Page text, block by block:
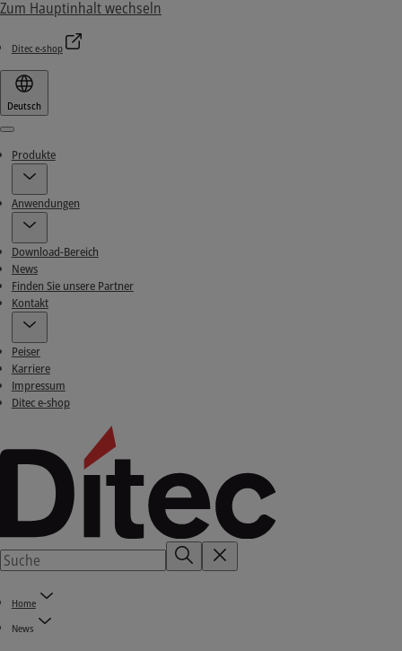
Zum Hauptinhalt wechseln
Ditec e-shop
Deutsch
Menu
Produkte
Anwendungen
Download-Bereich
News
Finden Sie unsere Partner
Kontakt
Peiser
Karriere
Impressum
Ditec e-shop
Home
News